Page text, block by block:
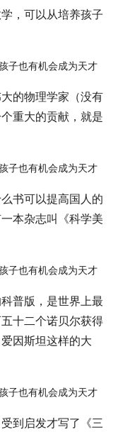
，可以从培养孩子
的物理学家（没有
重大的贡献，就是
书可以提高国人的
本杂志叫《科学美
普版，是世界上最
十二个诺贝尔获得
因斯坦这样的大
到启发才写了《三